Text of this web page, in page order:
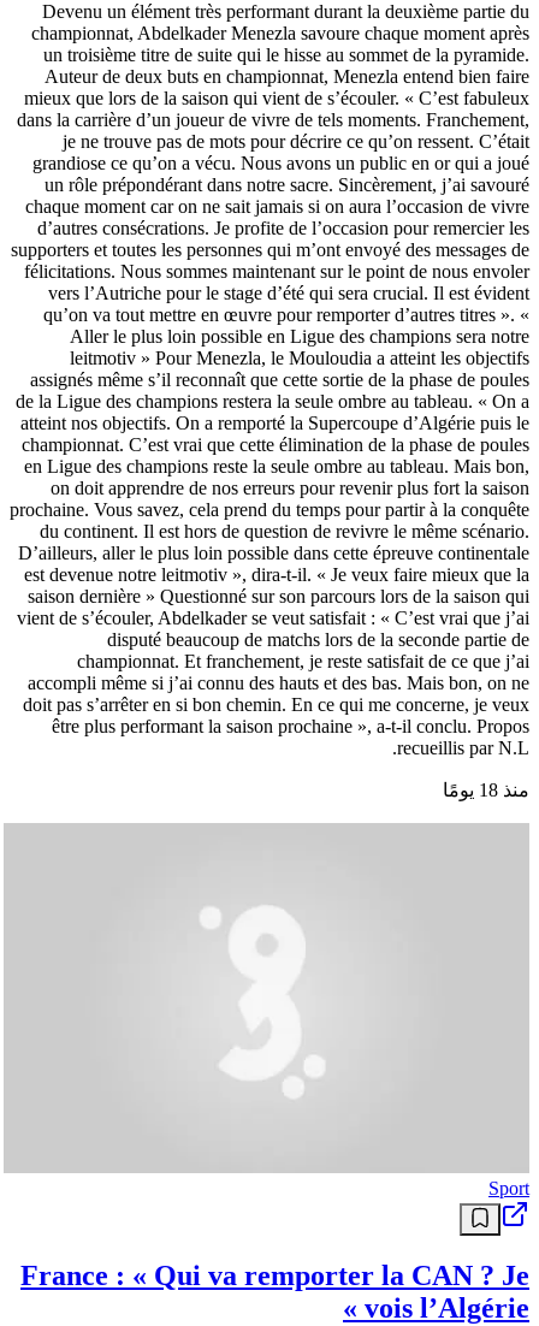
Devenu un élément très performant durant la deuxième partie du
championnat, Abdelkader Menezla savoure chaque moment après
un troisième titre de suite qui le hisse au sommet de la pyramide.
Auteur de deux buts en championnat, Menezla entend bien faire
mieux que lors de la saison qui vient de s’écouler. « C’est fabuleux
dans la carrière d’un joueur de vivre de tels moments. Franchement,
je ne trouve pas de mots pour décrire ce qu’on ressent. C’était
grandiose ce qu’on a vécu. Nous avons un public en or qui a joué
un rôle prépondérant dans notre sacre. Sincèrement, j’ai savouré
chaque moment car on ne sait jamais si on aura l’occasion de vivre
d’autres consécrations. Je profite de l’occasion pour remercier les
supporters et toutes les personnes qui m’ont envoyé des messages de
félicitations. Nous sommes maintenant sur le point de nous envoler
vers l’Autriche pour le stage d’été qui sera crucial. Il est évident
qu’on va tout mettre en œuvre pour remporter d’autres titres ». «
Aller le plus loin possible en Ligue des champions sera notre
leitmotiv » Pour Menezla, le Mouloudia a atteint les objectifs
assignés même s’il reconnaît que cette sortie de la phase de poules
de la Ligue des champions restera la seule ombre au tableau. « On a
atteint nos objectifs. On a remporté la Supercoupe d’Algérie puis le
championnat. C’est vrai que cette élimination de la phase de poules
en Ligue des champions reste la seule ombre au tableau. Mais bon,
on doit apprendre de nos erreurs pour revenir plus fort la saison
prochaine. Vous savez, cela prend du temps pour partir à la conquête
du continent. Il est hors de question de revivre le même scénario.
D’ailleurs, aller le plus loin possible dans cette épreuve continentale
est devenue notre leitmotiv », dira-t-il. « Je veux faire mieux que la
saison dernière » Questionné sur son parcours lors de la saison qui
vient de s’écouler, Abdelkader se veut satisfait : « C’est vrai que j’ai
disputé beaucoup de matchs lors de la seconde partie de
championnat. Et franchement, je reste satisfait de ce que j’ai
accompli même si j’ai connu des hauts et des bas. Mais bon, on ne
doit pas s’arrêter en si bon chemin. En ce qui me concerne, je veux
être plus performant la saison prochaine », a-t-il conclu. Propos
recueillis par N.L.
منذ 18 يومًا
Sport
France : « Qui va remporter la CAN ? Je
vois l’Algérie »